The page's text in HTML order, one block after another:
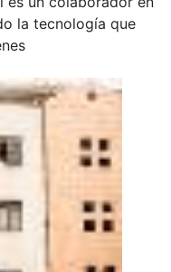
la tecnología que